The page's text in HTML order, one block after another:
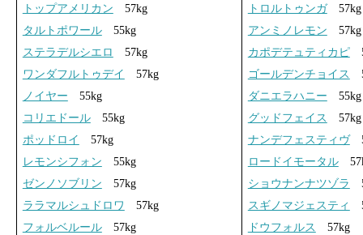
トップアメリカン 57kg
タルトポワール55kg
ステラデルシエロ
57kg
ワンダフルトゥデイ
57kg
ノイヤー 55kg
コリエドール55kg
ポッドロイ
57kg
レモンシフォン 55kg
ゼンノソブリン 57kg
ララマルシュドロワ
57kg
フォルベルール57kg
トロルトゥンガ57kg
アンミノレモン 57kg
カポデテュティカピ
ゴールデンチョイス
ダニエラハニー 55kg
グッドフェイス
57kg
ナンデフェスティヴ
ロードイモータル
ショウナンナツゾラ
スギノマジェスティ
ドウフォルス
57kg